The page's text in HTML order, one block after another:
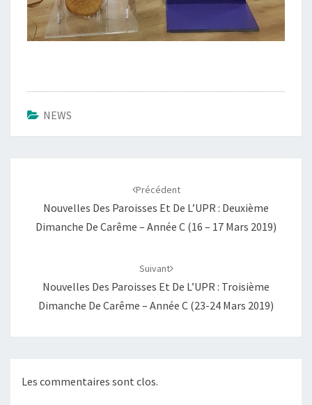
NEWS
Précédent
Nouvelles Des Paroisses Et De L’UPR : Deuxième
Dimanche De Carême – Année C (16 – 17 Mars 2019)
Suivant
Nouvelles Des Paroisses Et De L’UPR : Troisième
Dimanche De Carême – Année C (23-24 Mars 2019)
Les commentaires sont clos.